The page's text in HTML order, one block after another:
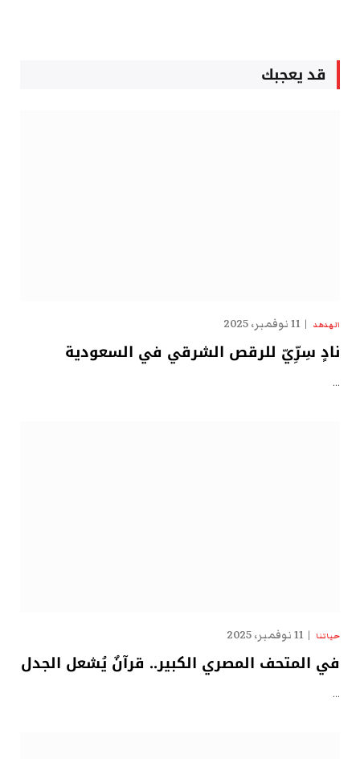
قد يعجبك
الهدهد 11 نوفمبر، 2025
نادٍ سِرِّيّ للرقص الشرقي في السعودية
…
حياتنا 11 نوفمبر، 2025
في المتحف المصري الكبير.. قرآنٌ يُشعل الجدل
…